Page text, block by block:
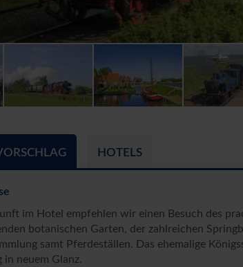
HOTELS
im Hotel empfehlen wir einen Besuch des
botanischen Garten, der zahlreichen
samt Pferdeställen. Das ehemalige
in neuem Glanz.